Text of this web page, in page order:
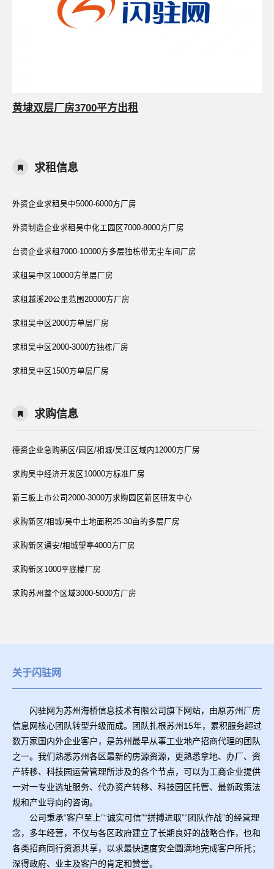
黄埭双层厂房3700平方出租
求租信息
外资企业求租吴中5000-6000方厂房
外资制造企业求租吴中化工园区7000-8000方厂房
台资企业求租7000-10000方多层独栋带无尘车间厂房
求租吴中区10000方单层厂房
求租越溪20公里范围20000方厂房
求租吴中区2000方单层厂房
求租吴中区2000-3000方独栋厂房
求租吴中区1500方单层厂房
求购信息
德资企业急购新区/园区/相城/吴江区域内12000方厂房
求购吴中经济开发区10000方标准厂房
新三板上市公司2000-3000万求购园区新区研发中心
求购新区/相城/吴中土地面积25-30亩的多层厂房
求购新区通安/相城望亭4000方厂房
求购新区1000平底楼厂房
求购苏州整个区域3000-5000方厂房
关于闪驻网
闪驻网为苏州海桥信息技术有限公司旗下网站，由原苏州厂房
信息网核心团队转型升级而成。团队扎根苏州15年，累积服务超过
数万家国内外企业客户，是苏州最早从事工业地产招商代理的团队
之一。我们熟悉苏州各区最新的房源资源，更熟悉拿地、办厂、资
产转移、科技园运营管理所涉及的各个节点，可以为工商企业提供
一对一专业选址服务、代办资产转移、科技园区托管、最新政策法
规和产业导向的咨询。
公司秉承“客户至上”“诚实可信”“拼搏进取”“团队作战”的经营理
念，多年经营，不仅与各区政府建立了长期良好的战略合作，也和
各类招商同行资源共享，以求最快速度安全圆满地完成客户所托；
深得政府、业主及客户的肯定和赞誉。